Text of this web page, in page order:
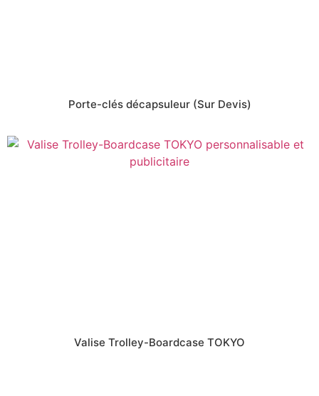
Porte-clés décapsuleur (Sur Devis)
Valise Trolley-Boardcase TOKYO